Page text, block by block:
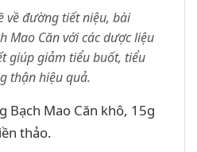
về đường tiết niệu, bài
Mao Căn với các dược liệu
giúp giảm tiểu buốt, tiểu
thận hiệu quả.
Bạch Mao Căn khô, 15g
thảo.